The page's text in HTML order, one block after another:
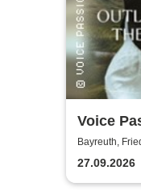
Voice
Kingdom
Bayreuth,
(Balkonsaal)
27.09.2026